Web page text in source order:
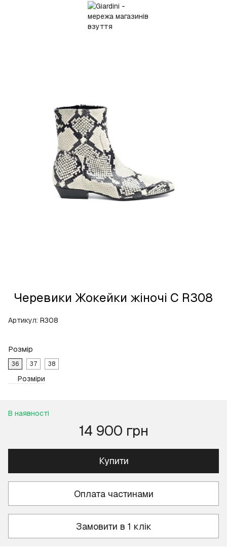
Черевики Жокейки жіночі С R308
Артикул: R308
Розмір
36 37 38
Розміри
В наявності
14 900 грн
Купити
Оплата частинами
Замовити в 1 клік